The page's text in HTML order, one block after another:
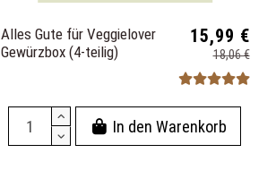
Alles Gute für Veggielover
Gewürzbox (4-teilig)
15,99 €
18,06 €
In den Warenkorb